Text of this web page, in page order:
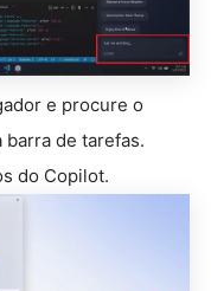
e procure o
de tarefas.
do Copilot.